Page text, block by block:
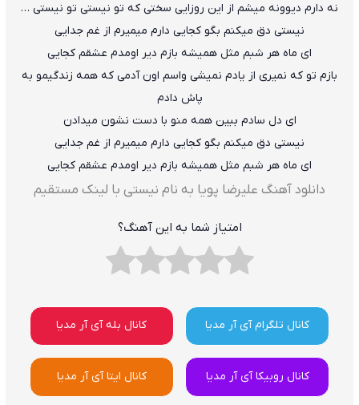
نه دارم دیوونه میشم از این روزایی سختی که تو نیستی تو نیستی …
نیستی دق میکنم بگو کجایی دارم میمیرم از غم جدایی
ای ماه هر شبم مثل همیشه بازم دیر اومدم عشقم کجایی
بازم تو که نمیری از یادم نمیشی واسم اون آدمی که همه زندگیمو به
پاش دادم
ای دل سادم ببین همه منو با دست نشون میدادن
نیستی دق میکنم بگو کجایی دارم میمیرم از غم جدایی
ای ماه هر شبم مثل همیشه بازم دیر اومدم عشقم کجایی
دانلود آهنگ علیرضا پویا به نام نیستی با لینک مستقیم
امتیاز شما به این آهنگ؟
کانال تلگرام آی آر مدیا کانال بله آی آر مدیا
کانال روبیکا آی آر مدیا کانال ایتا آی آر مدیا